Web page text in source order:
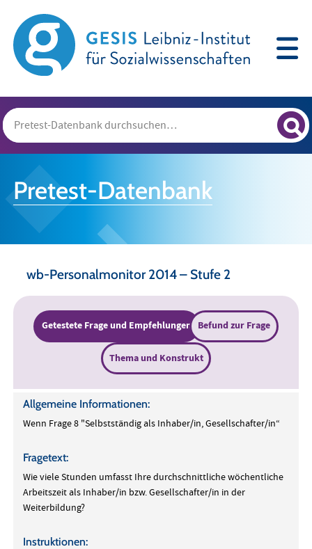
Pretest-Datenbank
wb-Personalmonitor 2014 – Stufe 2
Getestete Frage und Empfehlungen Befund zur Frage
Thema und Konstrukt
Allgemeine Informationen:
Wenn Frage 8 "Selbstständig als Inhaber/in, Gesellschafter/in“
Fragetext:
Wie viele Stunden umfasst Ihre durchschnittliche wöchentliche
Arbeitszeit als Inhaber/in bzw. Gesellschafter/in in der
Weiterbildung?
Instruktionen: